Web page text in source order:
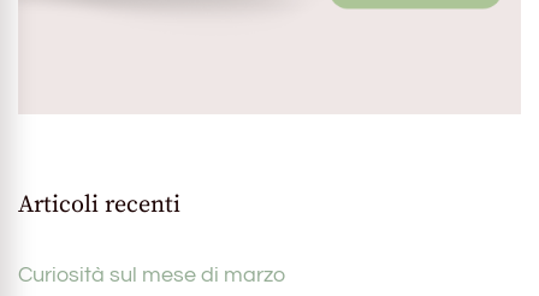
Articoli recenti
Curiosità sul mese di marzo